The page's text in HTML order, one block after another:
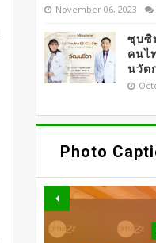
November 06, 2023
ซุบซิ
คนไ
นวัต
Photo